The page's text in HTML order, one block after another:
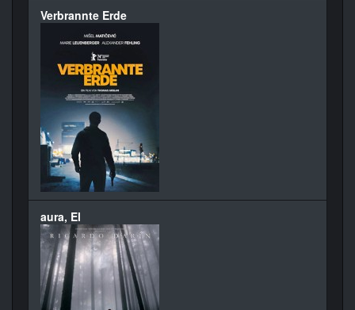
Verbrannte Erde
aura, El